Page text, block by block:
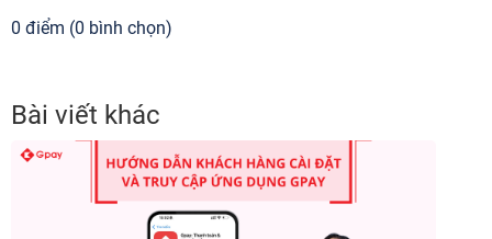
0 điểm (0 bình chọn)
Bài viết khác